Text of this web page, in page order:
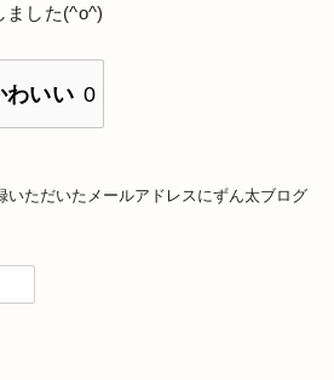
ました(^o^)
わいい 0
いただいたメールアドレスにずん太ブログ